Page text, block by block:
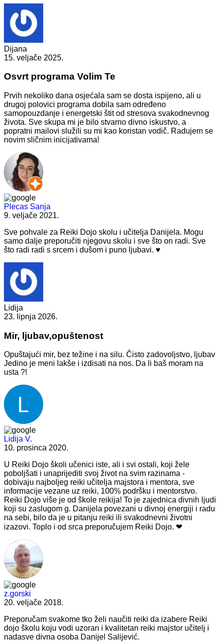
Dijana
15. veljače 2025.
Osvrt programa Volim Te
Prvih nekoliko dana osjećala sam se dosta ispijeno, ali u
drugoj polovici programa dobila sam određeno
samopouzdanje i energetski štit od stresova svakodnevnog
života. Sve skupa mi je bilo stvarno divno iskustvo, a
popratni mailovi služili su mi kao koristan vodič. Radujem se
novim sličnim inicijativama!
Plecas Sanja
9. veljače 2021.
Sve pohvale za Reiki Dojo skolu i učitelja Danijela. Mogu
samo dalje preporučiti njegovu skolu i sve što on radi. Sve
što radi radi s srcem i dušom i puno ljubavi. ♥️
Lidija
23. lipnja 2026.
Mir, ljubav,opuštenost
Opuštajući mir, bez težine i na silu. Čisto zadovoljstvo, ljubav
Jedino je meni lakše i izdisati na nos. Da li baš moram na
usta ?!
Lidija V.
10. prosinca 2020.
U Reiki Dojo školi učenici iste, ali i svi ostali, koji žele
poboljšati i unaprijediti svoj život na svim razinama -
dobivaju najboljeg reiki učitelja majstora i mentora, sve
informacije vezane uz reiki, 100% podršku i mentorstvo.
Reiki Dojo više je od škole reikija! To je zajednica divnih ljudi
koji su zaslugom g. Danijela povezani u divnoj energiji i radu
na sebi, bilo da je u pitanju reiki ili svakodnevni životni
izazovi. Toplo i od srca preporučujem Reiki Dojo. ❤
z.gorski
20. veljače 2018.
Preporučam svakome tko želi naučiti reiki da izabere Reiki
dojo školu koju vodi uzoran i kvalitetan reiki majstor učitelj i
nadasve divna osoba Danijel Salijević.